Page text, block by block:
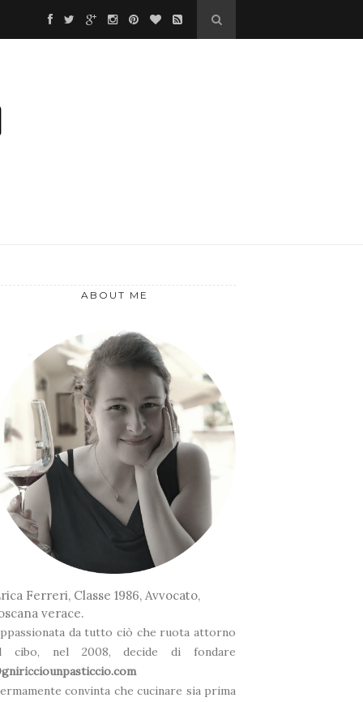
ABOUT ME
Ferreri, Classe 1986, Avvocato,
verace.
da tutto ciò che ruota attorno
cibo, nel 2008, decide di fondare
convinta che cucinare sia prima
*